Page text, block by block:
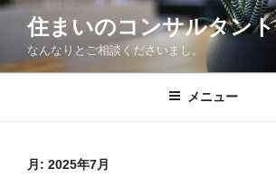
コ
ン
住まいのコンサルタント
なんなりとご相談くださいまし。
メニュー
月: 2025年7月